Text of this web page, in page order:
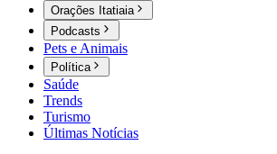
Orações Itatiaia
Podcasts
Pets e Animais
Política
Saúde
Trends
Turismo
Últimas Notícias